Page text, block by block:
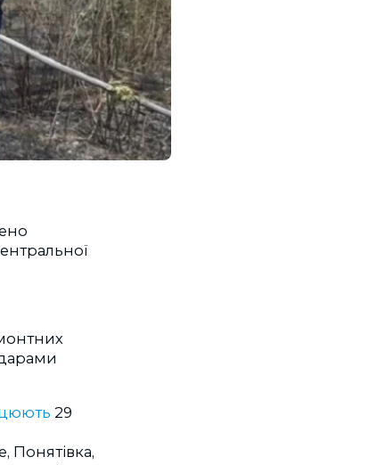
29
Понятівка,